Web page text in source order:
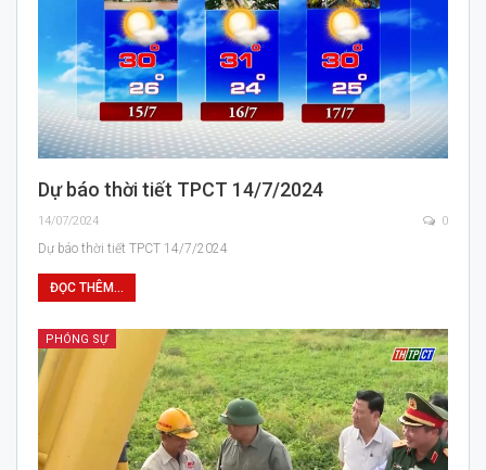
Dự báo thời tiết TPCT 14/7/2024
14/07/2024 0
Dự báo thời tiết TPCT 14/7/2024
ĐỌC THÊM...
PHÓNG SỰ